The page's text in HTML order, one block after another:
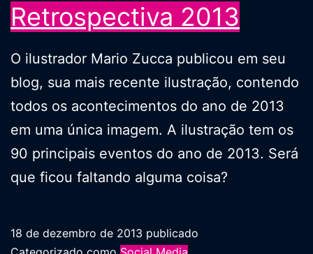
Retrospectiva 2013
O ilustrador Mario Zucca publicou em seu
blog, sua mais recente ilustração, contendo
todos os acontecimentos do ano de 2013
em uma única imagem. A ilustração tem os
90 principais eventos do ano de 2013. Será
que ficou faltando alguma coisa?
18 de dezembro de 2013 publicado